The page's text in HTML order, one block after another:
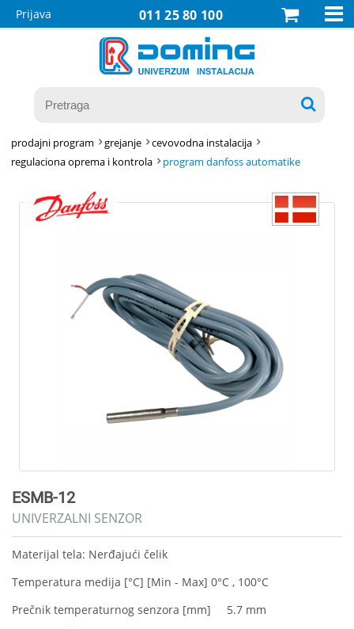
011 25 80 100
Prijava 

prodajni program grejanje
cevovodna instalacija
regulaciona oprema i kontrola
program danfoss automatike
ESMB-12
UNIVERZALNI SENZOR
Materijal tela: Nerđajući čelik
Temperatura medija [°C] [Min - Max] 0°C , 100°C
Prečnik temperaturnog senzora [mm] 5.7 mm